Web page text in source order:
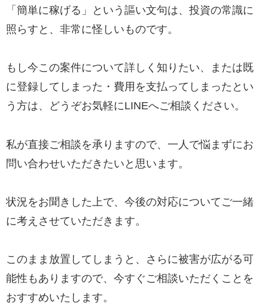
「簡単に稼げる」という謳い文句は、投資の常識に
照らすと、非常に怪しいものです。
もし今この案件について詳しく知りたい、または既
に登録してしまった・費用を支払ってしまったとい
う方は、どうぞお気軽にLINEへご相談ください。
私が直接ご相談を承りますので、一人で悩まずにお
問い合わせいただきたいと思います。
状況をお聞きした上で、今後の対応についてご一緒
に考えさせていただきます。
このまま放置してしまうと、さらに被害が広がる可
能性もありますので、今すぐご相談いただくことを
おすすめいたします。